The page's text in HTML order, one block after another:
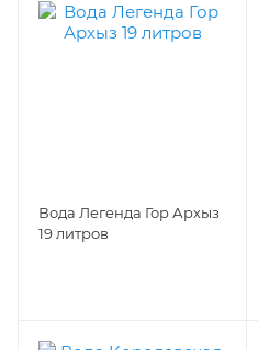
Вода Легенда Гор Архыз
19 литров